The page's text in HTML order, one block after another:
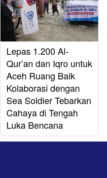
Lepas 1.200 Al-
Qur’an dan Iqro untuk
Aceh Ruang Baik
Kolaborasi dengan
Sea Soldier Tebarkan
Cahaya di Tengah
Luka Bencana